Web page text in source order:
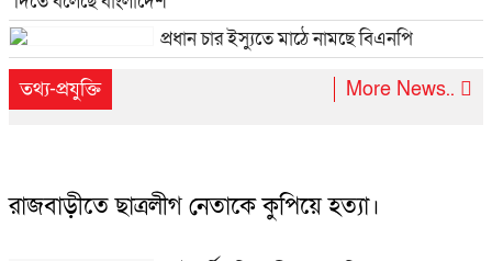
প্রধান চার ইস্যুতে মাঠে নামছে বিএনপি
তথ্য-প্রযুক্তি
More News..
রাজবাড়ীতে ছাত্রলীগ নেতাকে কুপিয়ে হত্যা।